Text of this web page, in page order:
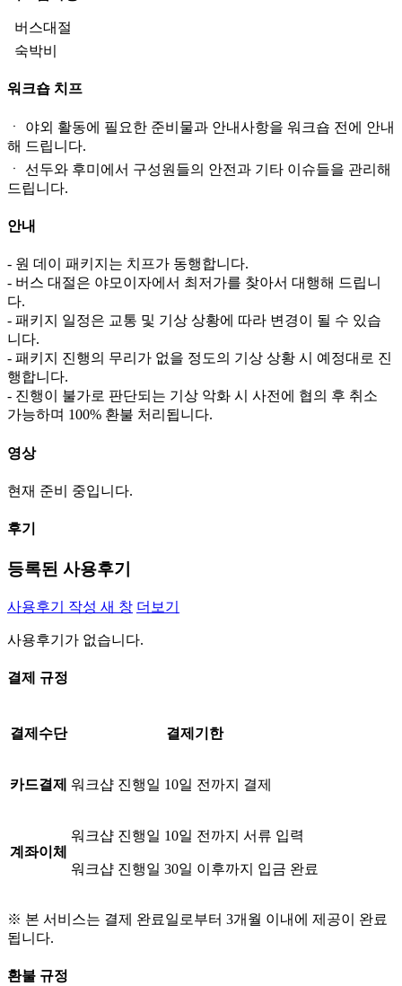
버스대절
숙박비
워크숍 치프
ㆍ 야외 활동에 필요한 준비물과 안내사항을 워크숍 전에 안내
해 드립니다.
ㆍ 선두와 후미에서 구성원들의 안전과 기타 이슈들을 관리해
드립니다.
안내
- 원 데이 패키지는 치프가 동행합니다.
- 버스 대절은 야모이자에서 최저가를 찾아서 대행해 드립니
다.
- 패키지 일정은 교통 및 기상 상황에 따라 변경이 될 수 있습
니다.
- 패키지 진행의 무리가 없을 정도의 기상 상황 시 예정대로 진
행합니다.
- 진행이 불가로 판단되는 기상 악화 시 사전에 협의 후 취소
가능하며 100% 환불 처리됩니다.
영상
현재 준비 중입니다.
후기
등록된 사용후기
사용후기 작성 새 창 더보기
사용후기가 없습니다.
결제 규정
결제수단 결제기한
카드결제 워크샵 진행일 10일 전까지 결제
계좌이체
워크샵 진행일 10일 전까지 서류 입력
워크샵 진행일 30일 이후까지 입금 완료
※ 본 서비스는 결제 완료일로부터 3개월 이내에 제공이 완료
됩니다.
환불 규정